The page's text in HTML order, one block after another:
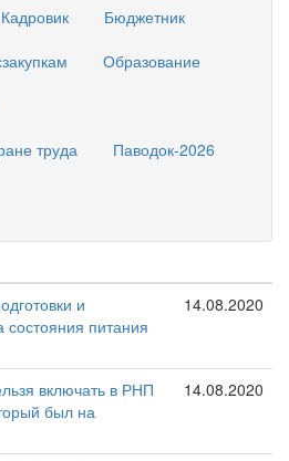
Кадровик
Бюджетник
Образование
труда
Паводок-2026
и
питания
14.08.2020
включать в РНП
был на
14.08.2020